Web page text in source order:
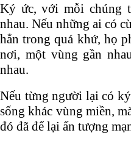
Ký ức, với mỗi chúng
nhau. Nếu những ai có
hẳn trong quá khứ, họ
nơi, một vùng gần
nhau.
Nếu từng người lại có
sống khác vùng miền,
đó đã để lại ấn tượng